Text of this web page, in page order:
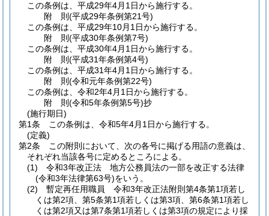
この条例は、平成29年4月1日から施行する。
附 則(平成29年条例第21号)
この条例は、平成29年10月1日から施行する。
附 則(平成30年条例第7号)
この条例は、平成30年4月1日から施行する。
附 則(平成31年条例第4号)
この条例は、平成31年4月1日から施行する。
附 則(令和元年条例第22号)
この条例は、令和2年4月1日から施行する。
附 則(令和5年条例第5号)抄
(施行期日)
第1条
この条例は、令和5年4月1日から施行する。
(定義)
第2条
この附則において、次の各号に掲げる用語の意義は、
それぞれ当該各号に定めるところによる。
(1)
令和3年改正法 地方公務員法の一部を改正する法律
(令和3年法律第63号)をいう。
(2)
暫定再任用職員 令和3年改正法附則第4条第1項若し
くは第2項、第5条第1項若しくは第3項、第6条第1項若し
くは第2項又は第7条第1項若しくは第3項の規定により採